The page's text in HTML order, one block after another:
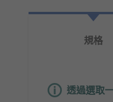
規格
透過選取